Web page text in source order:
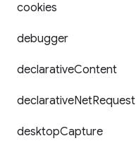
cookies
debugger
declarativeContent
declarativeNetRequest
desktopCapture